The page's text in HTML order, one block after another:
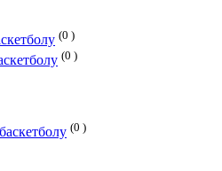
(0 )
(0 )
(0 )